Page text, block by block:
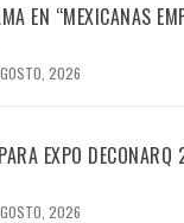
EN “MEXICANAS
2026
EXPO
2026